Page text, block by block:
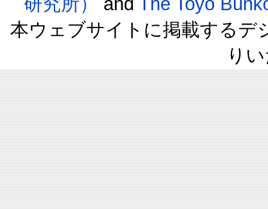
本ウェブサイトに掲載するデ
り